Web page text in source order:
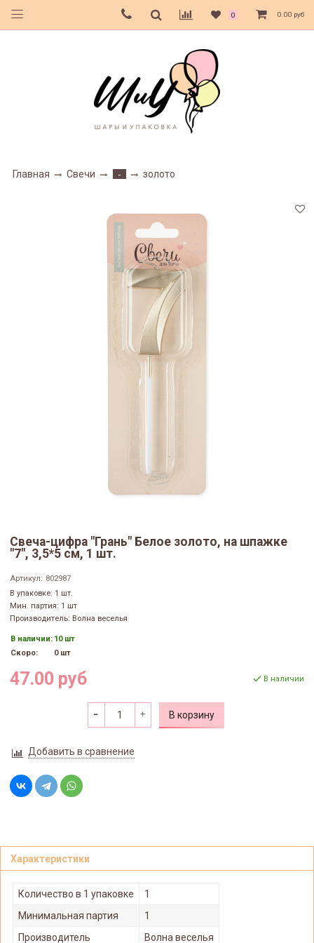
0 0.00 руб
Главная Свечи - золото
Свеча-цифра "‎Грань" Белое золото, на шпажке
"7", 3,5*5 см, 1 шт.
Артикул: 802987
В упаковке: 1 шт.
Мин. партия: 1 шт
Производитель: Волна веселья
В наличии: 10 шт
Скоро:
0 шт
47.00 руб В наличии
В корзину
Добавить в сравнение
Характеристики
Количество в 1 упаковке
1
Минимальная партия
1
Производитель
Волна веселья